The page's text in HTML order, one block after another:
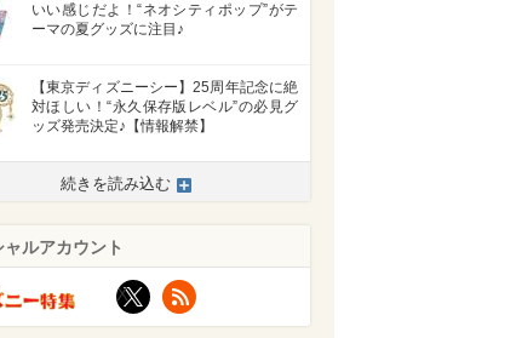
いい感じだよ！“ネオシティポップ”がテ
ーマの夏グッズに注目♪
【東京ディズニーシー】25周年記念に絶
対ほしい！“永久保存版レベル”の必見グ
ッズ発売決定♪【情報解禁】
続きを読み込む
ャルアカウント
X